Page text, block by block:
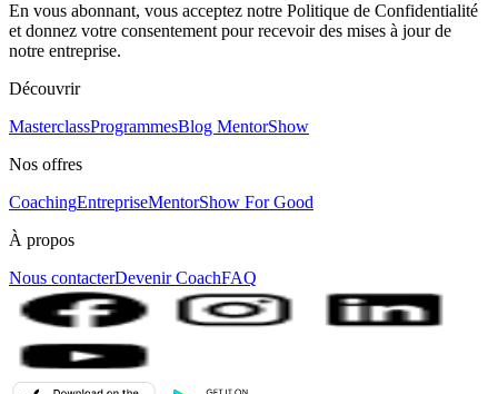
En vous abonnant, vous acceptez notre Politique de Confidentialité
et donnez votre consentement pour recevoir des mises à jour de
notre entreprise.
Découvrir
MasterclassProgrammesBlog MentorShow
Nos offres
CoachingEntrepriseMentorShow For Good
À propos
Nous contacterDevenir CoachFAQ